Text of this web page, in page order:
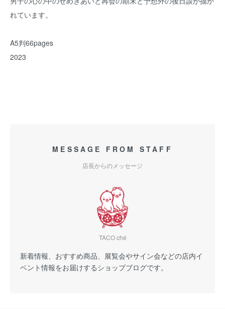
れています。
A5判66pages
2023
MESSAGE FROM STAFF
店長からのメッセージ
TACO ché
新着情報、おすすめ商品、展覧会やサイン会などの店内イ
ベント情報をお届けするショップブログです。